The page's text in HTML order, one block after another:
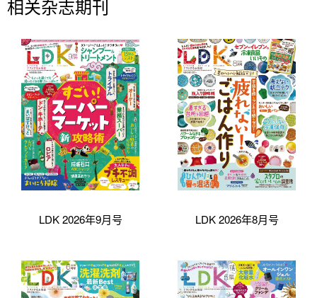
相关杂志期刊
LDK 2026年9月号 LDK 2026年8月号